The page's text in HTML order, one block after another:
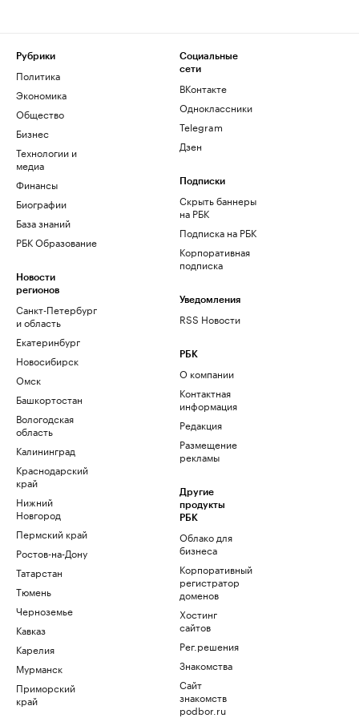
Рубрики
Политика
Экономика
Общество
Бизнес
Технологии и
медиа
Финансы
Биографии
База знаний
РБК Образование
Новости
регионов
Санкт-Петербург
и область
Екатеринбург
Новосибирск
Омск
Башкортостан
Вологодская
область
Калининград
Краснодарский
край
Нижний
Новгород
Пермский край
Ростов-на-Дону
Татарстан
Тюмень
Черноземье
Кавказ
Карелия
Мурманск
Приморский
край
Социальные
сети
ВКонтакте
Одноклассники
Telegram
Дзен
Подписки
Скрыть баннеры
на РБК
Подписка на РБК
Корпоративная
подписка
Уведомления
RSS Новости
РБК
О компании
Контактная
информация
Редакция
Размещение
рекламы
Другие
продукты
РБК
Облако для
бизнеса
Корпоративный
регистратор
доменов
Хостинг
сайтов
Рег.решения
Знакомства
Сайт
знакомств
podbor.ru